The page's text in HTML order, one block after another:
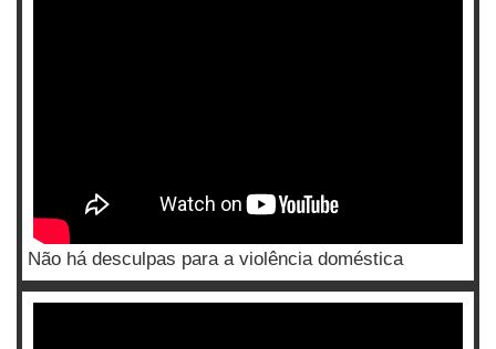
Não há desculpas para a violência doméstica